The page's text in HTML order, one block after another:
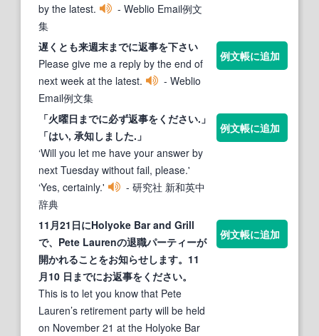
by the latest.
- Weblio Email例文
集
遅くとも来週末までに返事を下さい
Please give me a reply by the end of
next week at the latest.
- Weblio
Email例文集
例文帳に追加
「火曜日 までに必ず返事をください.」
「はい, 承知しました.」
‘Will you let me have your answer by
next Tuesday without fail, please.'
‘Yes, certainly.'
- 研究社 新和英中
辞典
例文帳に追加
11月21日にHolyoke Bar and Grill
で、Pete Laurenの退職パーティーが
開かれることをお知らせします。11
月10 日 までにお返事をください。
This is to let you know that Pete
Lauren’s retirement party will be held
on November 21 at the Holyoke Bar
例文帳に追加